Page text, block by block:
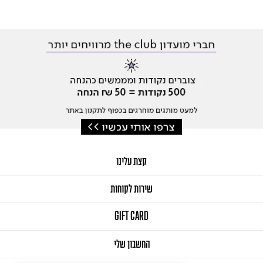
קצת עלינו
שירות לקוחות
GIFT CARD
החשבון שלי